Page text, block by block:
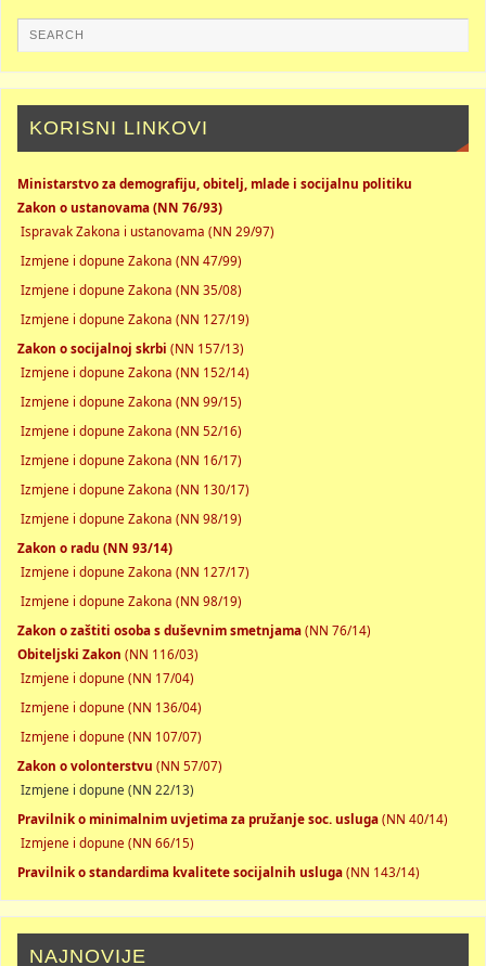
KORISNI LINKOVI
Ministarstvo za demografiju, obitelj, mlade i socijalnu politiku
Zakon o ustanovama (NN 76/93)
Ispravak Zakona i ustanovama (NN 29/97)
Izmjene i dopune Zakona (NN 47/99)
Izmjene i dopune Zakona (NN 35/08)
Izmjene i dopune Zakona (NN 127/19)
Zakon o socijalnoj skrbi (NN 157/13)
Izmjene i dopune Zakona (NN 152/14)
Izmjene i dopune Zakona (NN 99/15)
Izmjene i dopune Zakona (NN 52/16)
Izmjene i dopune Zakona (NN 16/17)
Izmjene i dopune Zakona (NN 130/17)
Izmjene i dopune Zakona (NN 98/19)
Zakon o radu (NN 93/14)
Izmjene i dopune Zakona (NN 127/17)
Izmjene i dopune Zakona (NN 98/19)
Zakon o zaštiti osoba s duševnim smetnjama(NN 76/14)
Obiteljski Zakon (NN 116/03)
Izmjene i dopune (NN 17/04)
Izmjene i dopune (NN 136/04)
Izmjene i dopune (NN 107/07)
Zakon o volonterstvu (NN 57/07)
Izmjene i dopune (NN 22/13)
Pravilnik o minimalnim uvjetima za pružanje soc. usluga(NN 40/14)
Izmjene i dopune (NN 66/15)
Pravilnik o standardima kvalitete socijalnih usluga(NN 143/14)
NAJNOVIJE